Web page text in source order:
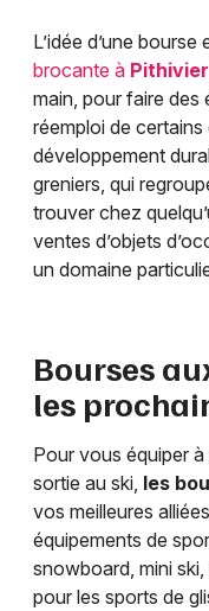
L’idée d’une bourse
brocante à
main, pour faire des
réemploi de
développement
greniers, qui
trouver chez
ventes d’objets
un domaine
Bourses
les
Pour vous équiper
sortie au ski, les
vos meilleures
équipements de
snowboard, mini
pour les sports de